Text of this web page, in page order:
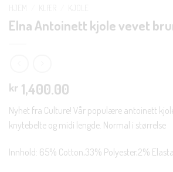
Elna Antoinett kjole vevet
kr 1,400.00
Nyhet fra Culture! Vår populære antoinett
knytebelte og midi lengde. Normal i størrelse
Innhold: 65% Cotton,33% Polyester,2%